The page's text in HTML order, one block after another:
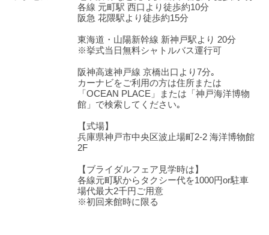
各線 元町駅 西口より徒歩約10分
阪急 花隈駅より徒歩約15分
東海道・山陽新幹線 新神戸駅より 20分
※挙式当日無料シャトルバス運行可
阪神高速神戸線 京橋出口より7分｡
カーナビをご利用の方は住所または
「OCEAN PLACE」または「神戸海洋博物
館」で検索してください｡
【式場】
兵庫県神戸市中央区波止場町2‐2 海洋博物館
2F
【ブライダルフェア見学時は】
各線元町駅からタクシー代を1000円or駐車
場代最大2千円ご用意
※初回来館時に限る